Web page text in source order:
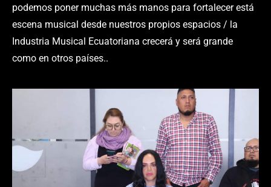
podemos poner muchas más manos para fortalecer está
escena musical desde nuestros propios espacios / la
Industria Musical Ecuatoriana crecerá y será grande
como en otros países..